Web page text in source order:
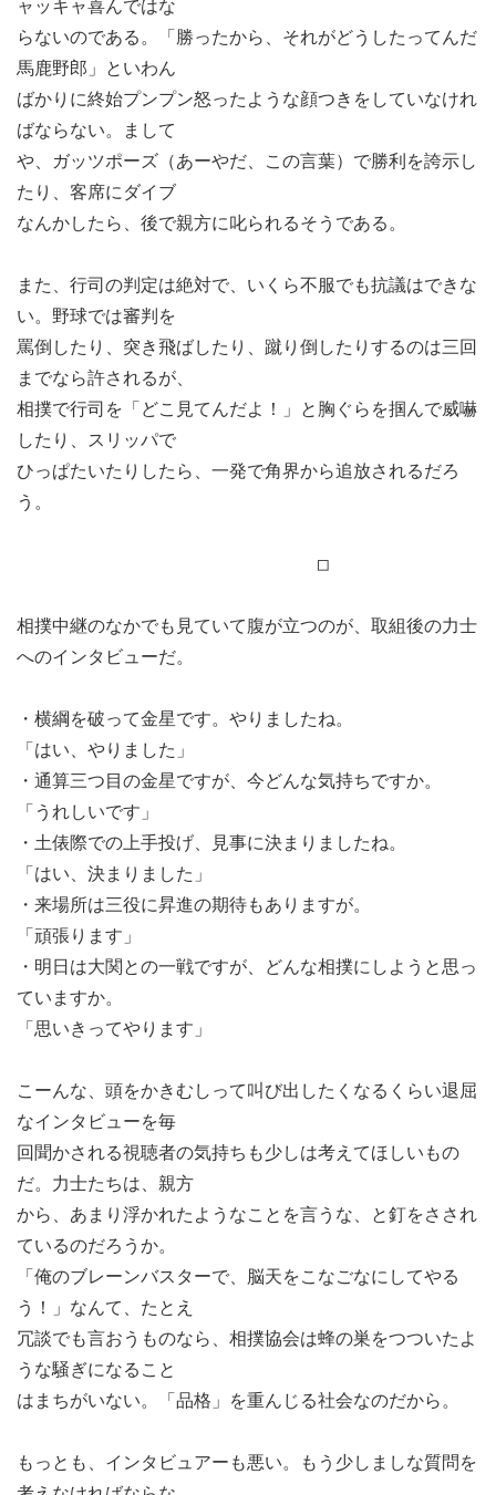
ャッキャ喜んではな
らないのである。「勝ったから、それがどうしたってんだ
馬鹿野郎」といわん
ばかりに終始プンプン怒ったような顔つきをしていなけれ
ばならない。まして
や、ガッツポーズ（あーやだ、この言葉）で勝利を誇示し
たり、客席にダイブ
なんかしたら、後で親方に叱られるそうである。
また、行司の判定は絶対で、いくら不服でも抗議はできな
い。野球では審判を
罵倒したり、突き飛ばしたり、蹴り倒したりするのは三回
までなら許されるが、
相撲で行司を「どこ見てんだよ！」と胸ぐらを掴んで威嚇
したり、スリッパで
ひっぱたいたりしたら、一発で角界から追放されるだろ
う。
□
相撲中継のなかでも見ていて腹が立つのが、取組後の力士
へのインタビューだ。
・横綱を破って金星です。やりましたね。
「はい、やりました」
・通算三つ目の金星ですが、今どんな気持ちですか。
「うれしいです」
・土俵際での上手投げ、見事に決まりましたね。
「はい、決まりました」
・来場所は三役に昇進の期待もありますが。
「頑張ります」
・明日は大関との一戦ですが、どんな相撲にしようと思っ
ていますか。
「思いきってやります」
こーんな、頭をかきむしって叫び出したくなるくらい退屈
なインタビューを毎
回聞かされる視聴者の気持ちも少しは考えてほしいもの
だ。力士たちは、親方
から、あまり浮かれたようなことを言うな、と釘をさされ
ているのだろうか。
「俺のブレーンバスターで、脳天をこなごなにしてやる
う！」なんて、たとえ
冗談でも言おうものなら、相撲協会は蜂の巣をつついたよ
うな騒ぎになること
はまちがいない。「品格」を重んじる社会なのだから。
もっとも、インタビュアーも悪い。もう少しましな質問を